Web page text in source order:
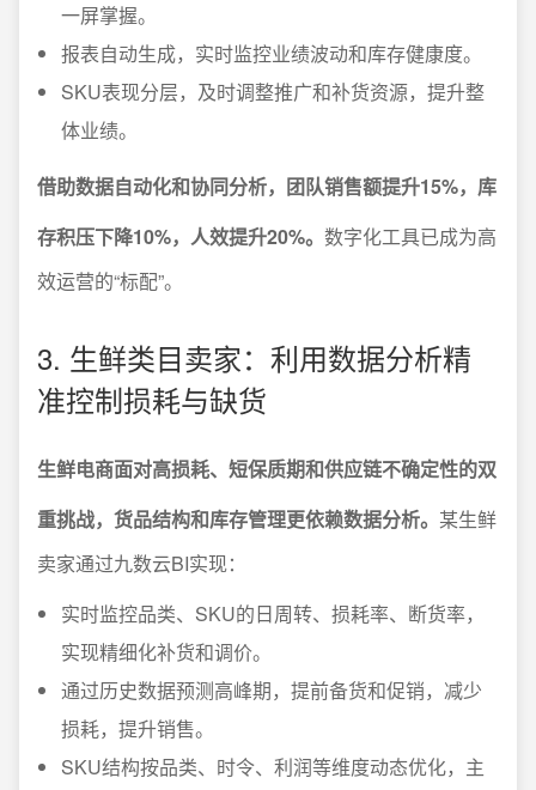
一屏掌握。
报表自动生成，实时监控业绩波动和库存健康度。
SKU表现分层，及时调整推广和补货资源，提升整
体业绩。
借助数据自动化和协同分析，团队销售额提升15%，库
存积压下降10%，人效提升20%。 数字化工具已成为高
效运营的“标配”。
3. 生鲜类目卖家：利用数据分析精
准控制损耗与缺货
生鲜电商面对高损耗、短保质期和供应链不确定性的双
重挑战，货品结构和库存管理更依赖数据分析。 某生鲜
卖家通过九数云BI实现：
实时监控品类、SKU的日周转、损耗率、断货率，
实现精细化补货和调价。
通过历史数据预测高峰期，提前备货和促销，减少
损耗，提升销售。
SKU结构按品类、时令、利润等维度动态优化，主